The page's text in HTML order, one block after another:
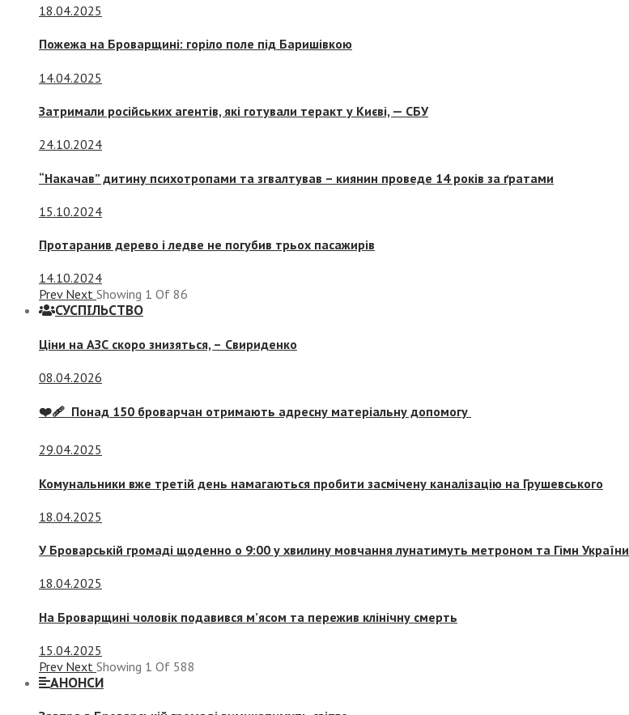
18.04.2025
Пожежа на Броварщині: горіло поле під Баришівкою
14.04.2025
Затримали російських агентів, які готували теракт у Києві, — СБУ
24.10.2024
“Накачав” дитину психотропами та згвалтував – киянин проведе 14 років за ґратами
15.10.2024
Протаранив дерево і ледве не погубив трьох пасажирів
14.10.2024
Prev Next Showing 1 Of 86
СУСПIЛЬСТВО
Ціни на АЗС скоро знизяться, – Свириденко
08.04.2026
❤️‍🩹 Понад 150 броварчан отримають адресну матеріальну допомогу
29.04.2025
Комунальники вже третій день намагаються пробити засмічену каналізацію на Грушевського
18.04.2025
У Броварській громаді щоденно о 9:00 у хвилину мовчання лунатимуть метроном та Гімн України
18.04.2025
На Броварщині чоловік подавився м’ясом та пережив клінічну смерть
15.04.2025
Prev Next Showing 1 Of 588
АНОНСИ